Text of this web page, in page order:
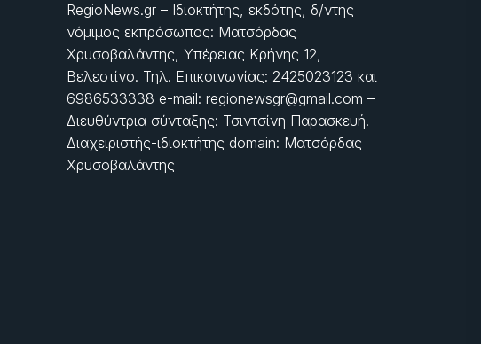
RegioNews.gr – Ιδιοκτήτης, εκδότης, δ/ντης
νόμιμος εκπρόσωπος: Ματσόρδας
Χρυσοβαλάντης, Υπέρειας Κρήνης 12,
Βελεστίνο. Τηλ. Επικοινωνίας: 2425023123 και
6986533338 e-mail: regionewsgr@gmail.com –
Διευθύντρια σύνταξης: Τσιντσίνη Παρασκευή.
Διαχειριστής-ιδιοκτήτης domain: Ματσόρδας
Χρυσοβαλάντης